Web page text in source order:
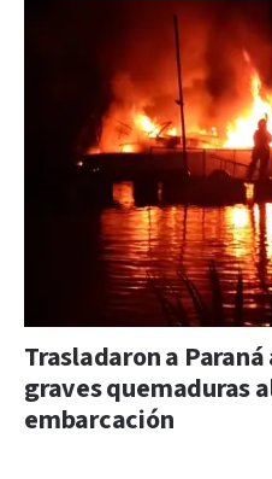
Trasladaron a
graves quemaduras
embarcación